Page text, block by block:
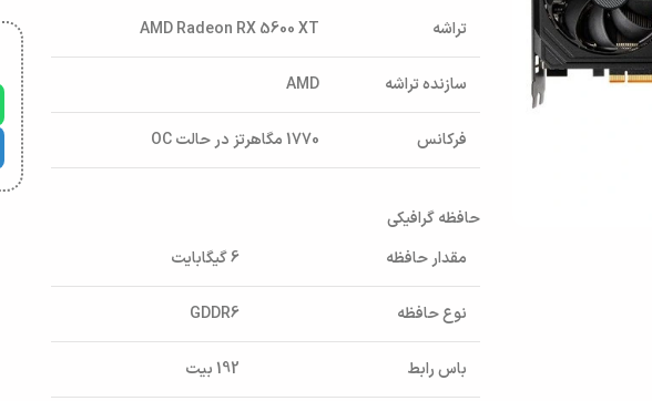
تراشه
AMD Radeon RX 5600 XT
سازنده تراشه AMD
فرکانس 1770 مگاهرتز در حالت OC
حافظه گرافیکی
مقدار حافظه
6 گیگابایت
نوع حافظه GDDR6
باس رابط 192 بیت